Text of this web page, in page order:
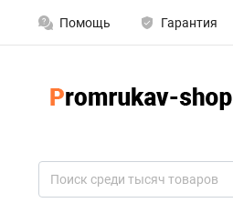
Помощь Гарантия